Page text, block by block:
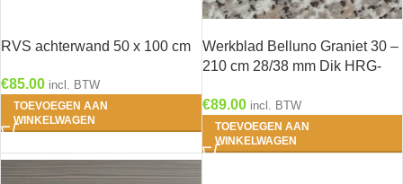
RVS achterwand 50 x 100 cm
€85.00 incl. BTW
TOEVOEGEN AAN
WINKELWAGEN
Werkblad Belluno Graniet 30 –
210 cm 28/38 mm Dik HRG-
€89.00 incl. BTW
TOEVOEGEN AAN
WINKELWAGEN